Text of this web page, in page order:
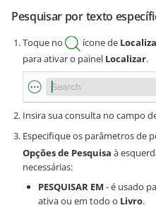
Pesquisar por texto
Toque no ícone de
para ativar o painel Localizar.
Insira sua consulta no campo
Especifique os parâmetros de
Opções de Pesquisa à
necessárias:
PESQUISAR EM - é usado
ativa ou em todo o Livro.